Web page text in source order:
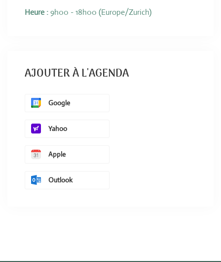
Heure :9h00 - 18h00 (Europe/Zurich)
AJOUTER À L'AGENDA
Google
Yahoo
Apple
Outlook